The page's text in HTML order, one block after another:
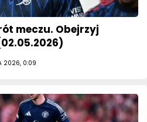
meczu. Obejrzyj
2026, 0:09